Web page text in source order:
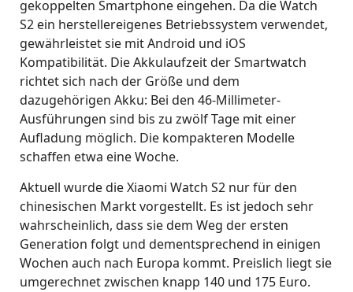
gekoppelten Smartphone eingehen. Da die Watch
S2 ein herstellereigenes Betriebssystem verwendet,
gewährleistet sie mit Android und iOS
Kompatibilität. Die Akkulaufzeit der Smartwatch
richtet sich nach der Größe und dem
dazugehörigen Akku: Bei den 46-Millimeter-
Ausführungen sind bis zu zwölf Tage mit einer
Aufladung möglich. Die kompakteren Modelle
schaffen etwa eine Woche.
Aktuell wurde die Xiaomi Watch S2 nur für den
chinesischen Markt vorgestellt. Es ist jedoch sehr
wahrscheinlich, dass sie dem Weg der ersten
Generation folgt und dementsprechend in einigen
Wochen auch nach Europa kommt. Preislich liegt sie
umgerechnet zwischen knapp 140 und 175 Euro.